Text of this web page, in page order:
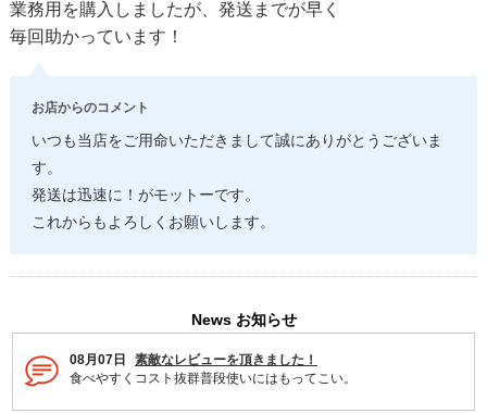
業務用を購入しましたが、発送までが早く
毎回助かっています！
お店からのコメント
いつも当店をご用命いただきまして誠にありがとうございま
す。
発送は迅速に！がモットーです。
これからもよろしくお願いします。